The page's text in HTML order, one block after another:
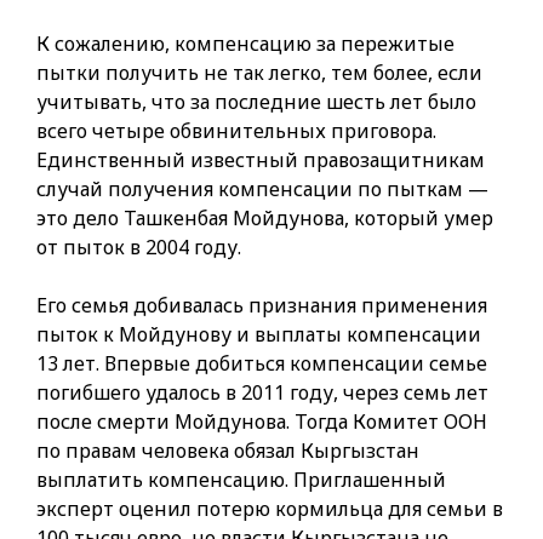
К сожалению, компенсацию за пережитые
пытки получить не так легко, тем более, если
учитывать, что за последние шесть лет было
всего четыре обвинительных приговора.
Единственный известный правозащитникам
случай получения компенсации по пыткам —
это дело Ташкенбая Мойдунова, который умер
от пыток в 2004 году.
Его семья добивалась признания применения
пыток к Мойдунову и выплаты компенсации
13 лет. Впервые добиться компенсации семье
погибшего удалось в 2011 году, через семь лет
после смерти Мойдунова. Тогда Комитет ООН
по правам человека обязал Кыргызстан
выплатить компенсацию. Приглашенный
эксперт оценил потерю кормильца для семьи в